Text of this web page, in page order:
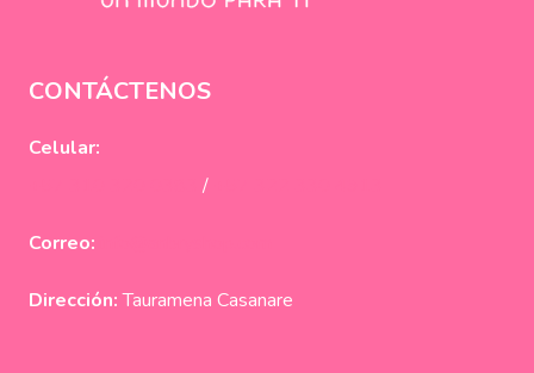
CONTÁCTENOS
Celular:
/
Correo:
Dirección:Tauramena Casanare